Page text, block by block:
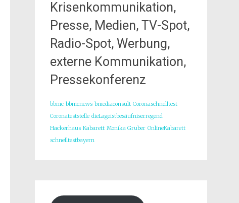
Krisenkommunikation,
Presse, Medien, TV-Spot,
Radio-Spot, Werbung,
externe Kommunikation,
Pressekonferenz
bbmc bbmcnews bmediaconsult Coronaschnelltest
Coronateststelle dieLageistbesäufniserregend
Hackerhaus Kabarett Monika Gruber OnlineKabarett
schnelltestbayern